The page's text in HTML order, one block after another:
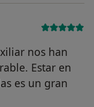
nos han
Estar en
es un gran